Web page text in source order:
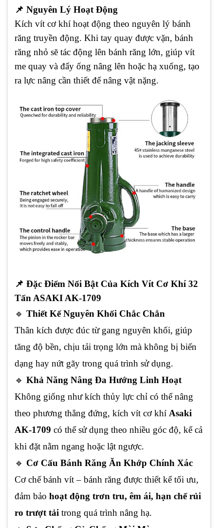
📌 Nguyên Lý Hoạt Động
Kích vít cơ khí hoạt động theo nguyên lý bánh
răng truyền động. Khi tay quay được vặn, bánh
răng nhỏ sẽ tác động lên bánh răng lớn, giúp vít
me quay và đẩy ống nâng lên hoặc hạ xuống, tạo
ra lực nâng cần thiết để nâng vật nặng.
📌 Đặc Điểm Nổi Bật Của Kích Vít Cơ Khí 32
Tấn ASAKI AK-1709
🔹 Thiết Kế Nguyên Khối Chắc Chắn
Thân kích được đúc từ gang nguyên khối, giúp
tăng độ bền, chịu tải trọng lớn mà không bị biến
dạng hay nứt gãy trong quá trình sử dụng.
🔹 Khả Năng Nâng Đa Hướng Linh Hoạt
Không giống như kích thủy lực chỉ có thể nâng
theo phương thẳng đứng, kích vít cơ khí Asaki
AK-1709 có thể sử dụng theo nhiều góc độ, kể cả
khi đặt nằm ngang hoặc lật ngược.
🔹 Cơ Cấu Bánh Răng Ăn Khớp Chính Xác
Cơ chế bánh vít – bánh răng được thiết kế tối ưu,
đảm bảo hoạt động trơn tru, êm ái, hạn chế rủi
ro trượt tải trong quá trình nâng hạ.